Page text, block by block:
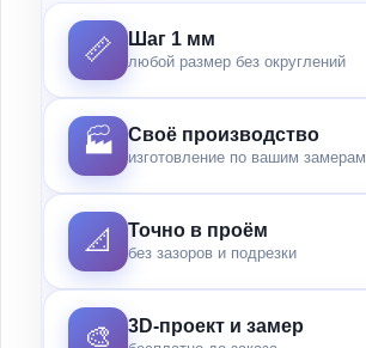
📏 Шаг 1 мм
любой размер без округлений
🏭 Своё производство
изготовление по вашим замерам
📐 Точно в проём
без зазоров и подрезки
🎨 3D-проект и замер